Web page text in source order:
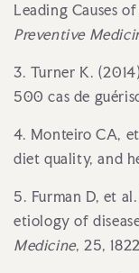
Leading Causes
Preventive
3. Turner K.
500 cas de
4. Monteiro CA,
diet quality, and
5. Furman D, et
etiology of
Medicine, 25,